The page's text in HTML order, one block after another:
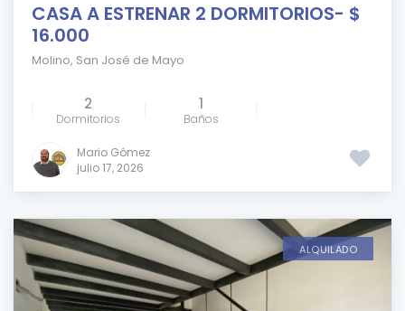
CASA A ESTRENAR 2 DORMITORIOS- $
16.000
Molino, San José de Mayo
2
Dormitorios
1
Baños
Mario Gómez
julio 17, 2026
ALQUILADO